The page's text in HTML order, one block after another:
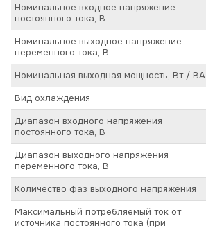
Номинальное входное напряжение
постоянного тока, В
Номинальное выходное напряжение
переменного тока, В
Номинальная выходная мощность, Вт / ВА
Вид охлаждения
Диапазон входного напряжения
постоянного тока, В
Диапазон выходного напряжения
переменного тока, В
Количество фаз выходного напряжения
Максимальный потребляемый ток от
источника постоянного тока (при